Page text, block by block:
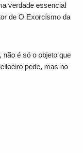
verdade essencial
de O Exorcismo da
não é só o objeto que
pede, mas no